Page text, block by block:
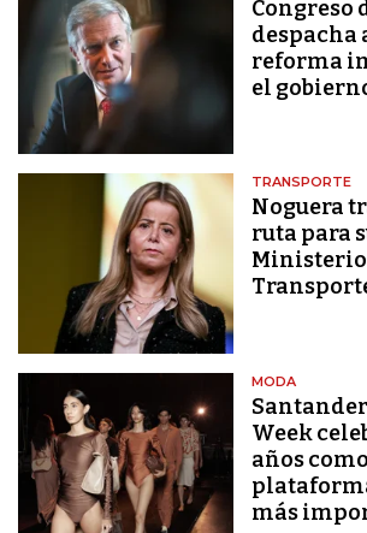
Congreso
despacha
reforma
el
TRANSPORTE
Noguera
ruta para
Ministerio
MODA
Week
años
más